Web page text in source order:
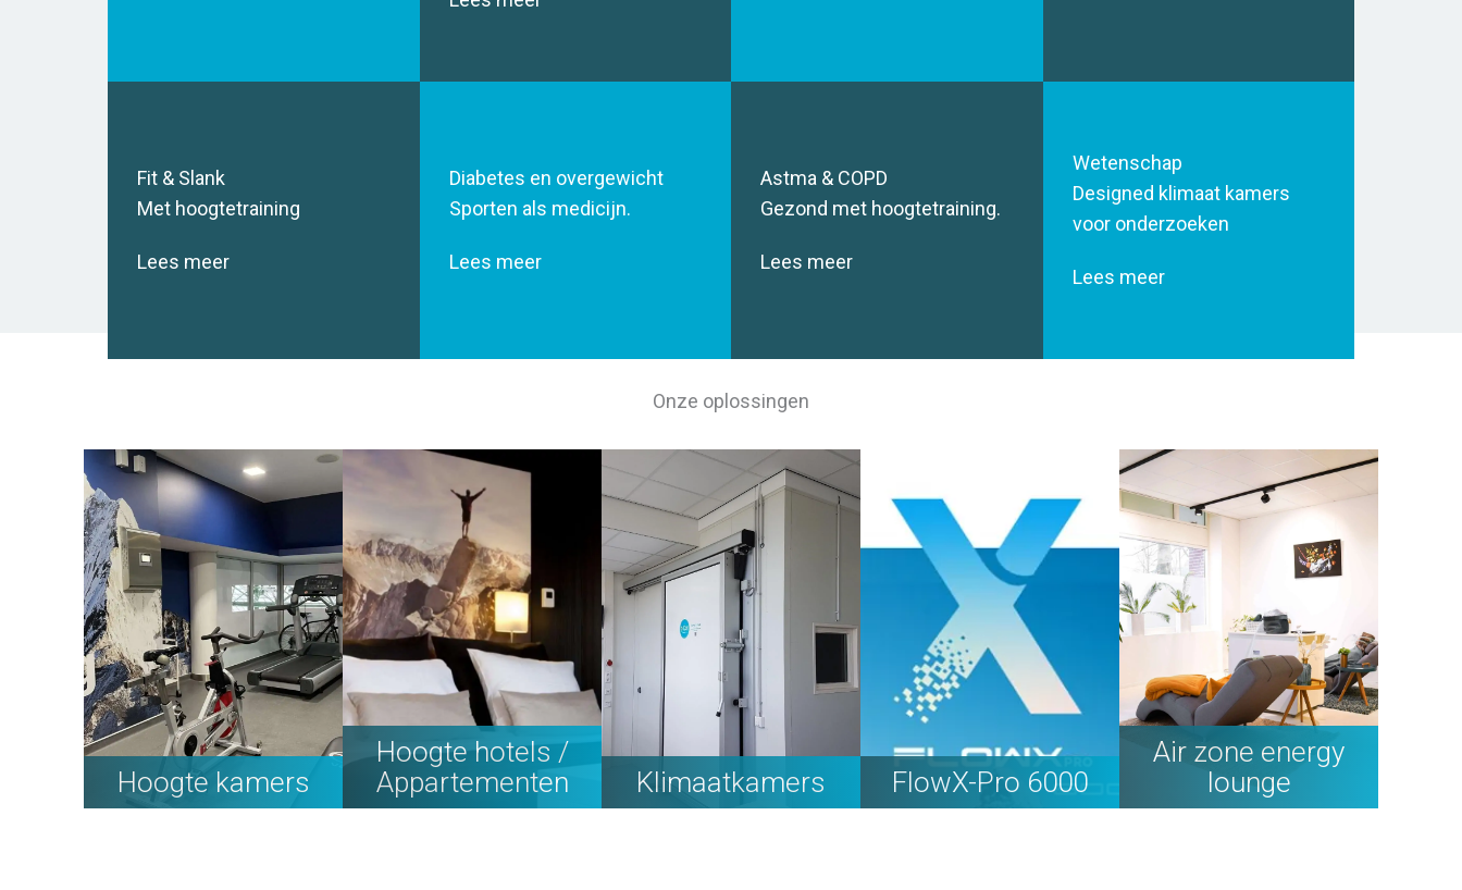
Fit & Slank
Met hoogtetraining
Lees meer
Diabetes en overgewicht
Sporten als medicijn.
Lees meer
Astma & COPD
Gezond met hoogtetraining.
Lees meer
Wetenschap
Designed klimaat kamers
voor onderzoeken
Lees meer
Onze oplossingen
Hoogte kamers
Hoogte hotels /
Appartementen
Klimaatkamers FlowX-Pro 6000
Air zone energy
lounge